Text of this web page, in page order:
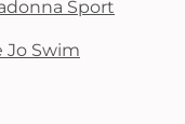
Sport
Jo Swim